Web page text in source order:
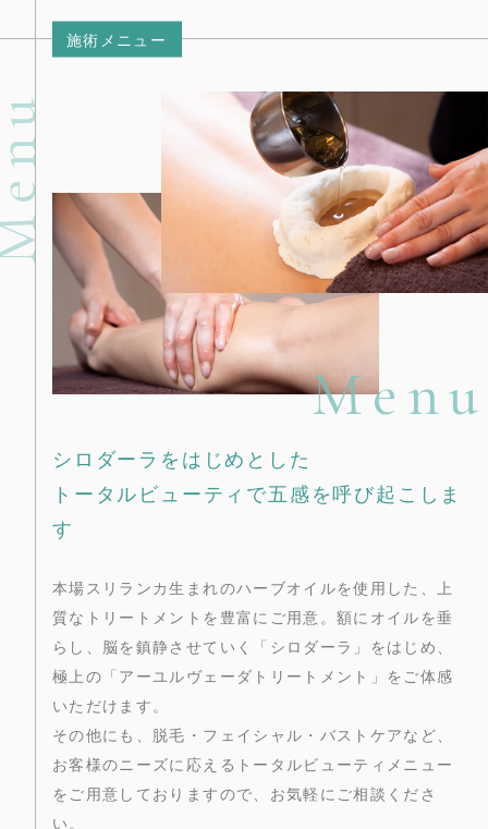
施術メニュー
Menu
シロダーラをはじめとした
トータルビューティで五感を呼び起こしま
す
本場スリランカ生まれのハーブオイルを使用した、上
質なトリートメントを豊富にご用意。額にオイルを垂
らし、脳を鎮静させていく「シロダーラ」をはじめ、
極上の「アーユルヴェーダトリートメント」をご体感
いただけます。
その他にも、脱毛・フェイシャル・バストケアなど、
お客様のニーズに応えるトータルビューティメニュー
をご用意しておりますので、お気軽にご相談くださ
い。